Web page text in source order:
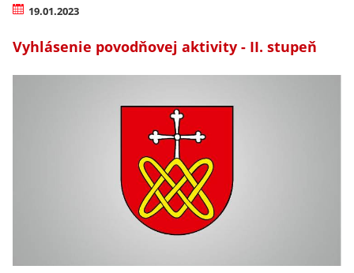
19.01.2023
Vyhlásenie povodňovej aktivity - II. stupeň